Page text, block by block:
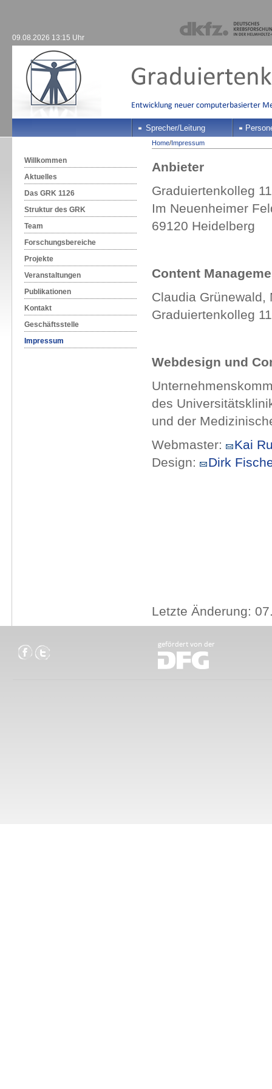
09.08.2026 13:15 Uhr
Sprecher/Leitung
Willkommen
Aktuelles
Das GRK 1126
Struktur des GRK
Team
Forschungsbereiche
Projekte
Veranstaltungen
Publikationen
Kontakt
Geschäftsstelle
Impressum
Home/Impressum
Anbieter
Graduiertenkolleg
Im Neuenheimer
69120 Heidelberg
Content
Claudia Grünewald,
Graduiertenkolleg
Webdesign und
des
und der
Webmaster:
Kai
Design:
Dirk
Letzte Änderung: